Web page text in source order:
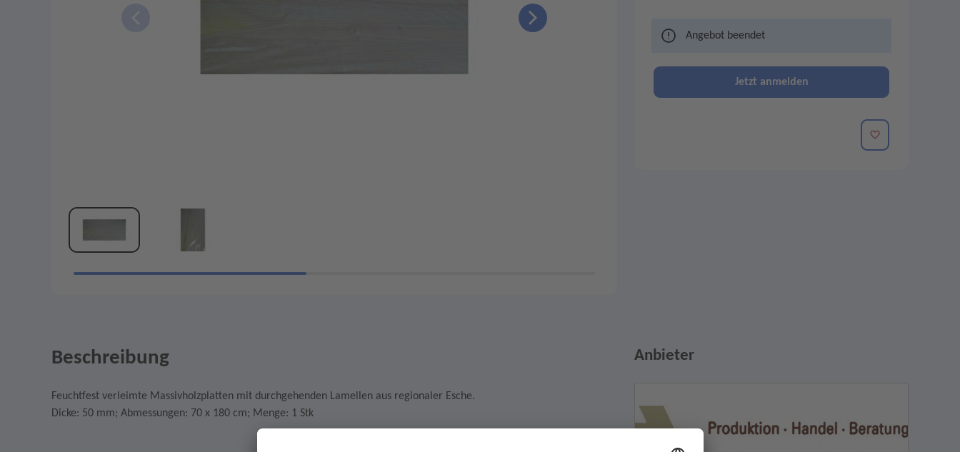
Angebot beendet
Jetzt anmelden
Merken
Beschreibung
Feuchtfest verleimte Massivholzplatten mit durchgehenden Lamellen aus regionaler Esche.
Dicke: 50 mm; Abmessungen: 70 x 180 cm; Menge: 1 Stk
Anbieter